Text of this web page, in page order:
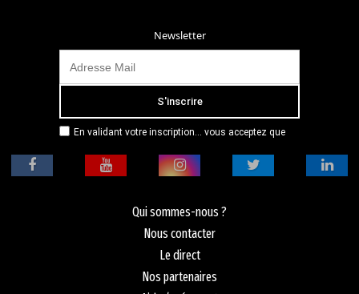
Newsletter
En validant votre inscription... vous acceptez que
adresse email dans le but de vous envoyer
mensuellement sa lettre d’informations. Pour plus
politique de confidentialité.
Qui sommes-nous ?
Nous contacter
Le direct
Nos partenaires